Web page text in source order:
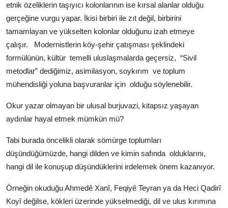
etnik özeliklerin taşıyıcı kolonlarının ise kırsal alanlar olduğu
gerçeğine vurgu yapar. İkisi birbiri ile zıt değil, birbirini
tamamlayan ve yükselten kolonlar olduğunu izah etmeye
çalışır.
Modernistlerin köy-şehir çatışması şeklindeki
formülünün, kültür temelli uluslaşmalarda geçersiz, “Sivil
metodlar” dediğimiz, asimilasyon, soykırım ve toplum
mühendisliği yoluna başvuranlar için olduğu söylenebilir.
Okur yazar olmayan bir ulusal burjuvazi, kitapsız yaşayan
aydınlar hayal etmek mümkün mü?
Tabi burada öncelikli olarak sömürge toplumları
düşündüğümüzde, hangi dilden ve kimin safında olduklarını,
hangi dil ile konuşup düşündüklerini irdelemek önem kazanıyor.
Örneğin okuduğu Ahmedê Xanî, Feqiyê Teyran ya da Heci Qadirî
Koyî değilse, kökleri üzerinde yükselmediği, dil ve ulus kırımına